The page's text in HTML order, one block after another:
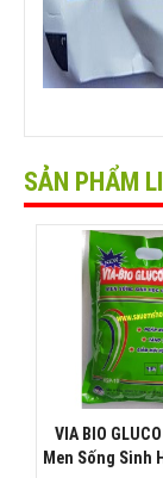
SẢN PHẨM
VIA BIO
Men Sống Sinh